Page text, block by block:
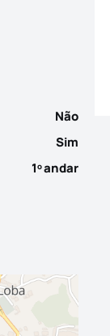
Não
Sim
1oandar